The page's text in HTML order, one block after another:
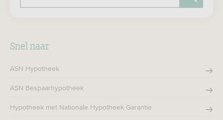
Snel naar
ASN Hypotheek
ASN Bespaarhypotheek
Hypotheek met Nationale Hypotheek Garantie